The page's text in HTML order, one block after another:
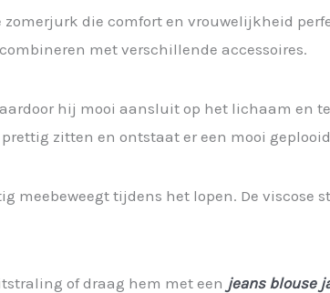
die comfort en vrouwelijkheid
met verschillende accessoires.
hij mooi aansluit op het lichaam en
zitten en ontstaat er een mooi
meebeweegt tijdens het lopen. De viscose
of draag hem met een jeans blouse